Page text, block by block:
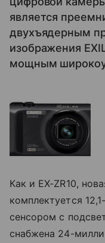
является
двухъядерным
изображения
мощным
Как и EX-ZR10,
комплектуется
сенсором с
снабжена 24-